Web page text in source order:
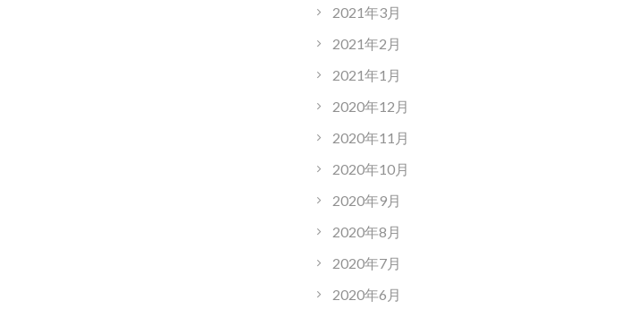
2021年3月
2021年2月
2021年1月
2020年12月
2020年11月
2020年10月
2020年9月
2020年8月
2020年7月
2020年6月